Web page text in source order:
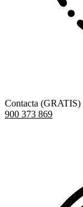
Contacta (GRATIS)
900 373 869